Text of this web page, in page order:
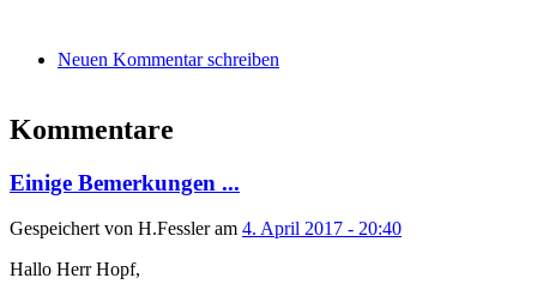
Neuen Kommentar schreiben
Kommentare
Einige Bemerkungen ...
Gespeichert von H.Fessleram 4. April 2017 - 20:40
Hallo Herr Hopf,